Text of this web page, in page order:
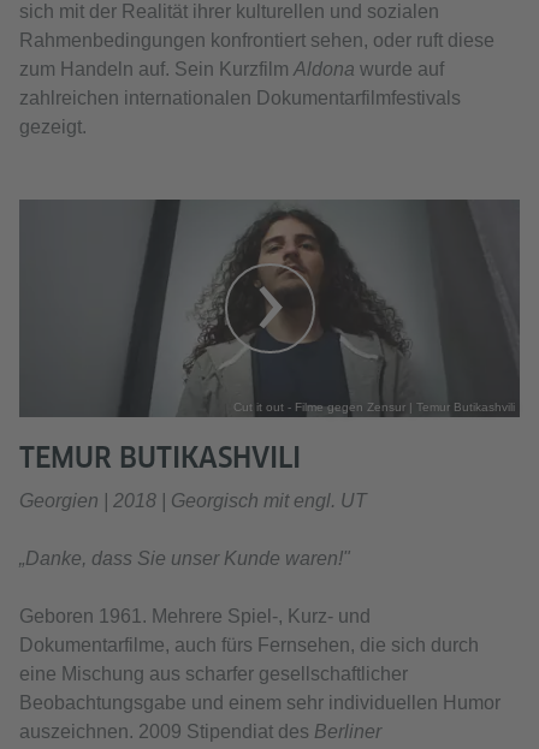
sich mit der Realität ihrer kulturellen und sozialen
Rahmenbedingungen konfrontiert sehen, oder ruft diese
zum Handeln auf. Sein Kurzfilm Aldona wurde auf
zahlreichen internationalen Dokumentarfilmfestivals
gezeigt.
Cut it out - Filme gegen Zensur | Temur Butikashvili
TEMUR BUTIKASHVILI
Georgien | 2018 | Georgisch mit engl. UT
„Danke, dass Sie unser Kunde waren!"
Geboren 1961. Mehrere Spiel-, Kurz- und
Dokumentarfilme, auch fürs Fernsehen, die sich durch
eine Mischung aus scharfer gesellschaftlicher
Beobachtungsgabe und einem sehr individuellen Humor
auszeichnen. 2009 Stipendiat des Berliner